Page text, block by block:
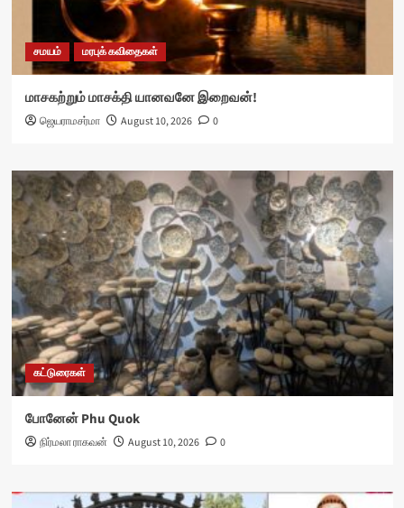
சமயம் மரபுக் கவிதைகள்
மாசகற்றும் மாசக்தி யானவனே இறைவன்!
ஜெயராமசர்மா August 10, 2026 0
கட்டுரைகள்
போனேன் Phu Quok
நிர்மலா ராகவன் August 10, 2026 0